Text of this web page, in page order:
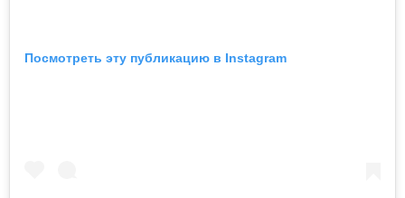
Посмотреть эту публикацию в Instagram